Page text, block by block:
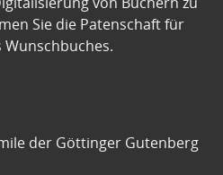
Sie die Patenschaft für
der Göttinger Gutenberg